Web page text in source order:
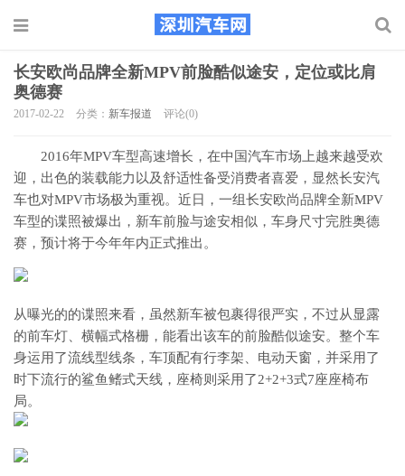
长安欧尚品牌全新MPV前脸酷似途安，定位或比肩
奥德赛
2017-02-22 分类： 新车报道 评论(0)
2016年MPV车型高速增长，在中国汽车市场上越来越受欢
迎，出色的装载能力以及舒适性备受消费者喜爱，显然长安汽
车也对MPV市场极为重视。近日，一组长安欧尚品牌全新MPV
车型的谍照被爆出，新车前脸与途安相似，车身尺寸完胜奥德
赛，预计将于今年年内正式推出。
从曝光的的谍照来看，虽然新车被包裹得很严实，不过从显露
的前车灯、横幅式格栅，能看出该车的前脸酷似途安。整个车
身运用了流线型线条，车顶配有行李架、电动天窗，并采用了
时下流行的鲨鱼鳍式天线，座椅则采用了2+2+3式7座座椅布
局。